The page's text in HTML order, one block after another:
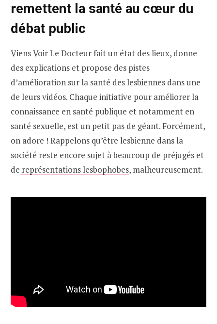
remettent la santé au cœur du
débat public
Viens Voir Le Docteur fait un état des lieux, donne
des explications et propose des pistes
d’amélioration sur la santé des lesbiennes dans une
de leurs vidéos. Chaque initiative pour améliorer la
connaissance en santé publique et notamment en
santé sexuelle, est un petit pas de géant. Forcément,
on adore ! Rappelons qu’être lesbienne dans la
société reste encore sujet à beaucoup de préjugés et
de représentations lesbophobes, malheureusement.